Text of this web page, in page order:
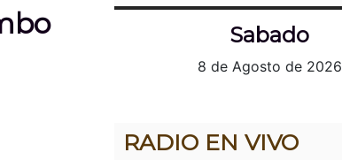
Sabado
8 de Agosto de 2026
RADIO EN VIVO